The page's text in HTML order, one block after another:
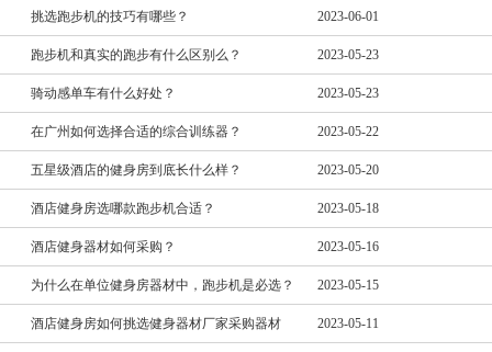
挑选跑步机的技巧有哪些？ 2023-06-01
跑步机和真实的跑步有什么区别么？ 2023-05-23
骑动感单车有什么好处？ 2023-05-23
在广州如何选择合适的综合训练器？ 2023-05-22
五星级酒店的健身房到底长什么样？ 2023-05-20
酒店健身房选哪款跑步机合适？ 2023-05-18
酒店健身器材如何采购？ 2023-05-16
为什么在单位健身房器材中，跑步机是必选？ 2023-05-15
酒店健身房如何挑选健身器材厂家采购器材 2023-05-11